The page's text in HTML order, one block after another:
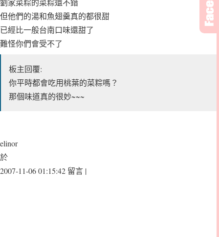
劉家菜粽的菜粽還不錯
但他們的湯和魚翅羹真的都很甜
已經比一般台南口味還甜了
難怪你們會受不了
板主回覆:
你平時都會吃用桃葉的菜粽嗎？
那個味道真的很妙~~~
elinor
於
2007-11-06 01:15:42 留言 |